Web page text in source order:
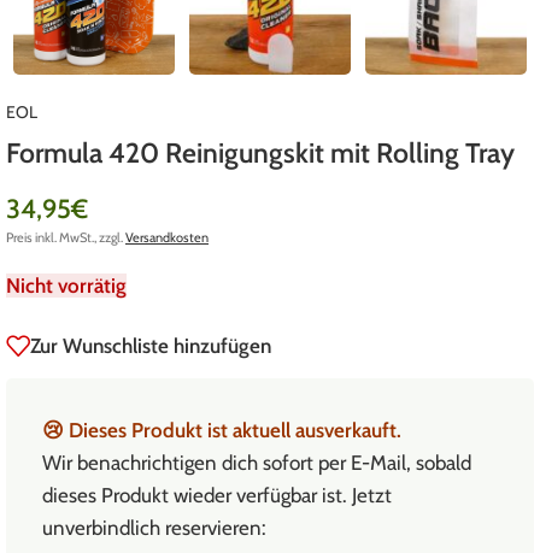
EOL
Formula 420 Reinigungskit mit Rolling Tray
34,95€
Preis inkl. MwSt., zzgl.Versandkosten
Nicht vorrätig
Zur Wunschliste hinzufügen
😢 Dieses Produkt ist aktuell ausverkauft.
Wir benachrichtigen dich sofort per E-Mail, sobald
dieses Produkt wieder verfügbar ist. Jetzt
unverbindlich reservieren: